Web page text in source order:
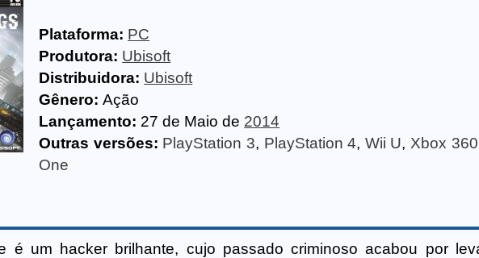
Plataforma: PC
Produtora: Ubisoft
Distribuidora: Ubisoft
Gênero: Ação
Lançamento: 27 de Maio de 2014
Outras versões: PlayStation 3, PlayStation 4, Wii U, Xbox 360
One
é um hacker brilhante, cujo passado criminoso acabou por